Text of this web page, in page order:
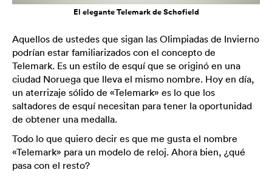
El elegante Telemark de Schofield
Aquellos de ustedes que sigan las Olimpiadas de Invierno
podrían estar familiarizados con el concepto de
Telemark. Es un estilo de esquí que se originó en una
ciudad Noruega que lleva el mismo nombre. Hoy en día,
un aterrizaje sólido de «Telemark» es lo que los
saltadores de esquí necesitan para tener la oportunidad
de obtener una medalla.
Todo lo que quiero decir es que me gusta el nombre
«Telemark» para un modelo de reloj. Ahora bien, ¿qué
pasa con el resto?